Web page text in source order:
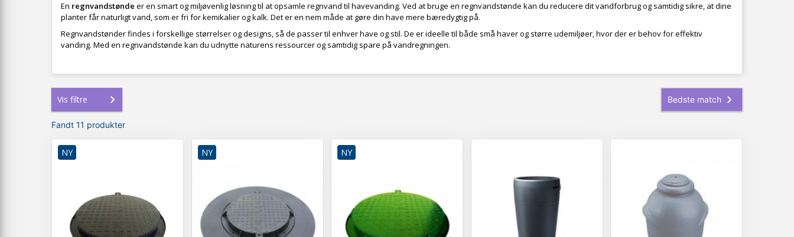
En regnvandstønde er en smart og miljøvenlig løsning til at opsamle regnvand til havevanding. Ved at bruge en regnvandstønde kan du reducere dit vandforbrug og samtidig sikre, at dine
planter får naturligt vand, som er fri for kemikalier og kalk. Det er en nem måde at gøre din have mere bæredygtig på.
Regnvandstønder findes i forskellige størrelser og designs, så de passer til enhver have og stil. De er ideelle til både små haver og større udemiljøer, hvor der er behov for effektiv
vanding. Med en regnvandstønde kan du udnytte naturens ressourcer og samtidig spare på vandregningen.
Vis filtre
Fandt 11 produkter
NY NY NY